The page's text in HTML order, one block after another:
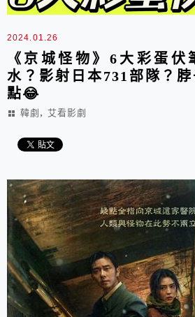
2024.01.26
《京城怪物》6大彩蛋伏
水？影射日本731部隊？
點😂
韓劇 , 艾看影劇